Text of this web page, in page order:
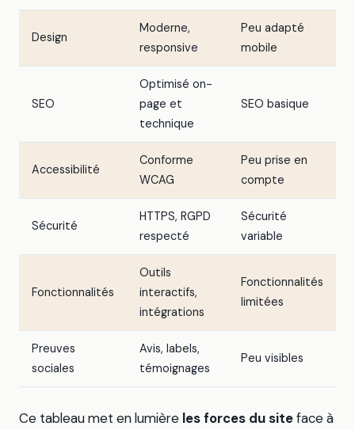
Design
Moderne,
responsive
Peu adapté
mobile
SEO
Optimisé on-
page et
technique
SEO basique
Accessibilité
Conforme
WCAG
Peu prise en
compte
Sécurité
HTTPS, RGPD
respecté
Sécurité
variable
Fonctionnalités
Outils
interactifs,
intégrations
Fonctionnalités
limitées
Preuves
sociales
Avis, labels,
témoignages
Peu visibles
Ce tableau met en lumière les forces du siteface à